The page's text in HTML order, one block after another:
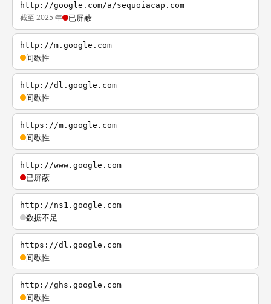
http://google.com/a/sequoiacap.com
截至 2025 年 已屏蔽
http://m.google.com
间歇性
http://dl.google.com
间歇性
https://m.google.com
间歇性
http://www.google.com
已屏蔽
http://ns1.google.com
数据不足
https://dl.google.com
间歇性
http://ghs.google.com
间歇性